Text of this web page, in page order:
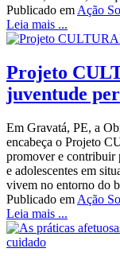
Publicado em Ação
Leia mais ...
Projeto
juventude
Em Gravatá, PE, a
encabeça o Projeto
promover e contribuir
e adolescentes em
vivem no entorno do
Publicado em Ação
Leia mais ...